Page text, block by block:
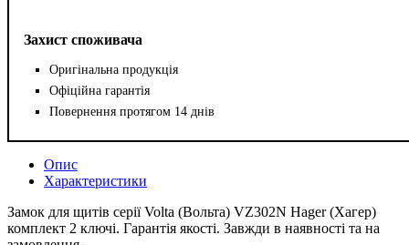
Захист споживача
Оригінальна продукція
Офіційна гарантія
Повернення протягом 14 днів
Опис
Характеристики
Замок для щитів серії Volta (Вольта) VZ302N Hager (Хагер)
комплект 2 ключі. Гарантія якості. Завжди в наявності та на